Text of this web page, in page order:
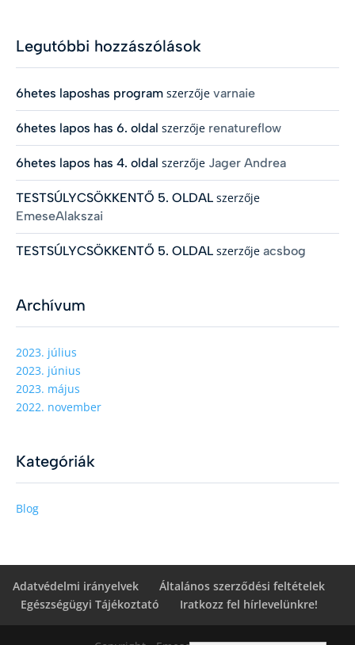
Legutóbbi hozzászólások
6hetes laposhas program szerzője varnaie
6hetes lapos has 6. oldal szerzője renatureflow
6hetes lapos has 4. oldal szerzője Jager Andrea
TESTSÚLYCSÖKKENTŐ 5. OLDAL szerzője
EmeseAlakszai
TESTSÚLYCSÖKKENTŐ 5. OLDAL szerzője acsbog
Archívum
2023. július
2023. június
2023. május
2022. november
Kategóriák
Blog
Adatvédelmi irányelvek
Általános szerződési feltételek
Egészségügyi Tájékoztató
Iratkozz fel hírlevelünkre!